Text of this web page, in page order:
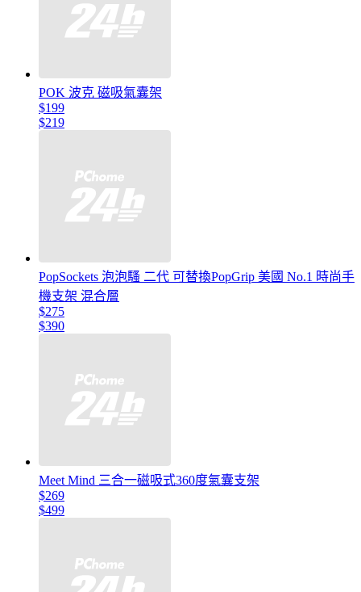
POK 波克 磁吸氣囊架
$199
$219
PopSockets 泡泡騷 二代 可替換PopGrip 美國 No.1 時尚手
機支架 混合層
$275
$390
Meet Mind 三合一磁吸式360度氣囊支架
$269
$499